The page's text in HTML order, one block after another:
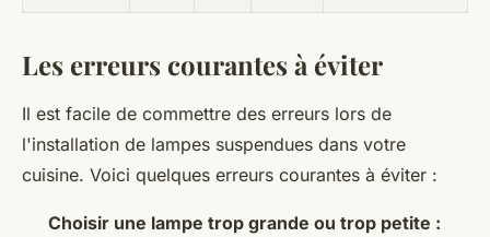
Les erreurs courantes à éviter
Il est facile de commettre des erreurs lors de
l'installation de lampes suspendues dans votre
cuisine. Voici quelques erreurs courantes à éviter :
Choisir une lampe trop grande ou trop petite :